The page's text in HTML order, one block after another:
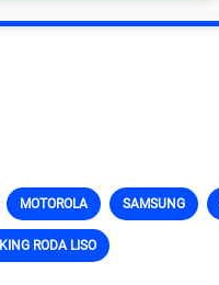
MOTOROLA SAMSUNG
RODA LISO